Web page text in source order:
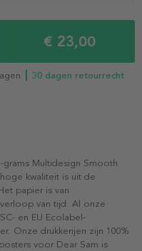
€ 23,00
┃ 30 dagen retourrecht
Multidesign Smooth
kwaliteit is uit de
papier is van
van tijd. Al onze
en EU Ecolabel-
Onze drukkerijen zijn 100%
voor Dear Sam is